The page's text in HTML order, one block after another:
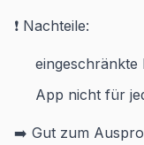
❗ Nachteile:
eingeschränkte
App nicht für
➡️ Gut zum